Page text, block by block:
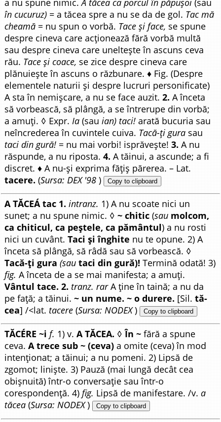
în cucuruz) = a tăcea spre a nu se da de gol. Tac mă
cheamă = nu spun o vorbă. Tace și face, se spune
despre cineva care acționează fără vorbă multă
sau despre cineva care uneltește în ascuns ceva
rău. Tace și coace, se zice despre cineva care
plănuiește în ascuns o răzbunare. ♦ Fig. (Despre
elementele naturii și despre lucruri personificate)
A sta în nemișcare, a nu se face auzit.2. A înceta
să vorbească, să plângă, a se întrerupe din vorbă;
a amuți. ◊ Expr. Ia (sauian) taci! arată bucuria sau
neîncrederea în cuvintele cuiva. Tacă-ți gura sau
taci din gură! = nu mai vorbi! isprăvește!3. A nu
răspunde, a nu riposta.4. A tăinui, a ascunde; a fi
discret. ♦ A nu-și exprima fățiș părerea. – Lat.
tacere. (Sursa: DEX '98 ) Copy to clipboard
A TĂCEÁ tac 1.intranz. 1) A nu scoate nici un
sunet; a nu spune nimic. ◊~ chitic(sau molcom,
ca chiticul, ca peștele, ca pământul) a nu rosti
nici un cuvânt.Taci și înghite nu te opune. 2) A
înceta să plângă, să râdă sau să vorbească. ◊
Tacă-ți gura(sau taci din gură)! Termină odată! 3)
fig. A înceta de a se mai manifesta; a amuți.
Vântul tace. 2.tranz. rarA ține în taină; a nu da
pe față; a tăinui. ~ un nume. ~ o durere. [Sil.tă-
cea] /<lat.tacere (Sursa: NODEX) Copy to clipboard
TĂCÉRE ~i f. 1) v.A TĂCEA. ◊În ~fără a spune
ceva.A trece sub ~ (ceva) a omite (ceva) în mod
intenționat; a tăinui; a nu pomeni. 2) Lipsă de
zgomot; liniște. 3) Pauză (mai lungă decât cea
obișnuită) într-o conversație sau într-o
corespondență. 4)fig. Lipsă de manifestare. /v.a
tăcea (Sursa: NODEX) Copy to clipboard